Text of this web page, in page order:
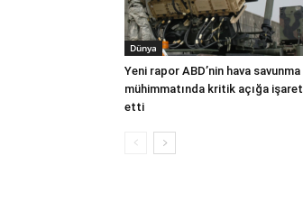
Dünya
Yeni rapor ABD’nin hava savunma
mühimmatında kritik açığa işaret
etti